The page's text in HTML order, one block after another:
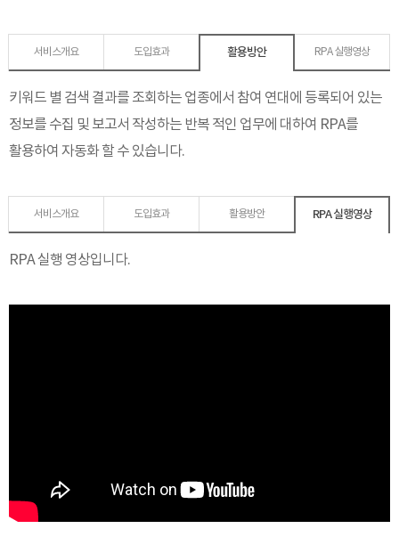
서비스개요 도입효과 활용방안 RPA 실행영상
키워드 별 검색 결과를 조회하는 업종에서 참여 연대에 등록되어 있는
정보를 수집 및 보고서 작성하는 반복 적인 업무에 대하여 RPA를
활용하여 자동화 할 수 있습니다.
서비스개요 도입효과 활용방안 RPA 실행영상
RPA 실행 영상입니다.